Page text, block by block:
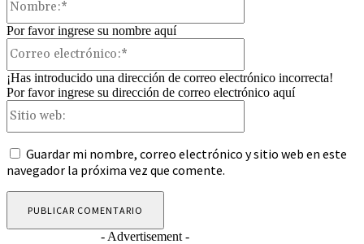
Por favor ingrese su nombre aquí
¡Has introducido una dirección de correo electrónico incorrecta!
Por favor ingrese su dirección de correo electrónico aquí
Guardar mi nombre, correo electrónico y sitio web en este
navegador la próxima vez que comente.
- Advertisement -